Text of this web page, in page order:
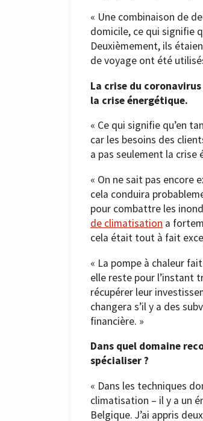
« Une combinaison de
domicile, ce qui signifie
Deuxièmement, ils
de voyage ont été
La crise du
la crise énergétique.
« Ce qui signifie qu’en
car les besoins des
a pas seulement la crise
« On ne sait pas encore
cela conduira
pour combattre les
de climatisation a
cela était tout à fait
« La pompe à chaleur
elle reste pour l’instant
récupérer leur
changera s’il y a des
financière. »
Dans quel domaine
spécialiser ?
« Dans les techniques
climatisation – il y a un
Belgique. J’ai appris